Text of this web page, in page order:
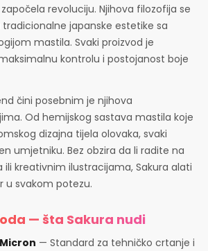
započela revoluciju. Njihova filozofija se
japanske estetike sa
mastila. Svaki proizvod je
kontrolu i postojanost boje
čini posebnim je njihova
Od hemijskog sastava mastila koje
dizajna tijela olovaka, svaki
umjetniku. Bez obzira da li radite na
kreativnim ilustracijama, Sakura alati
u svakom potezu.
— šta Sakura nudi
— Standard za tehničko crtanje i